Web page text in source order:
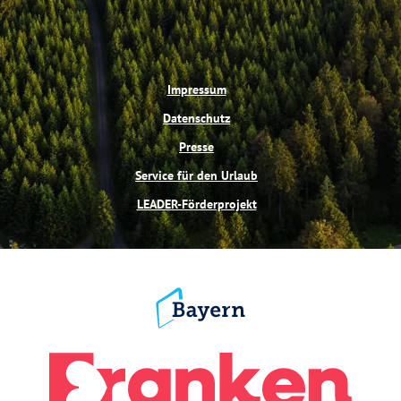
Impressum
Datenschutz
Presse
Service für den Urlaub
LEADER-Förderprojekt